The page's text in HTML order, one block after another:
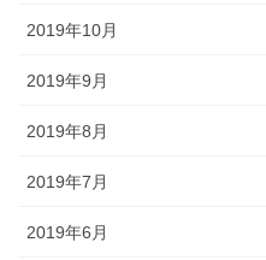
2019年10月
2019年9月
2019年8月
2019年7月
2019年6月